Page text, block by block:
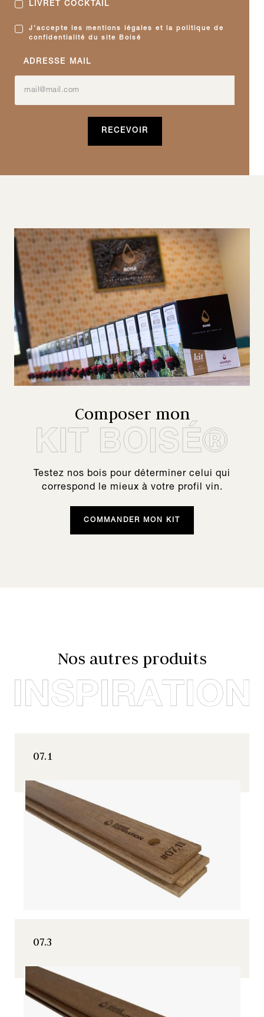
LIVRET COCKTAIL
J’accepte les mentions légales et la politique de
confidentialité du site Boisé
ADRESSE MAIL
Composer mon
Testez nos bois pour déterminer celui qui
correspond le mieux à votre profil vin.
COMMANDER MON KIT
Nos autres produits
07.1
07.3